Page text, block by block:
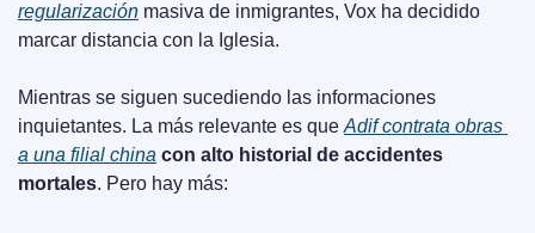
regularización masiva de inmigrantes, Vox ha decidido
marcar distancia con la Iglesia.
Mientras se siguen sucediendo las informaciones
inquietantes. La más relevante es que Adif contrata obras
a una filial china con alto historial de accidentes
mortales. Pero hay más: